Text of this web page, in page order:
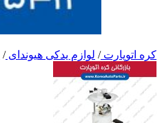
کره اتوپارت/ لوازم یدکی هیوندای/